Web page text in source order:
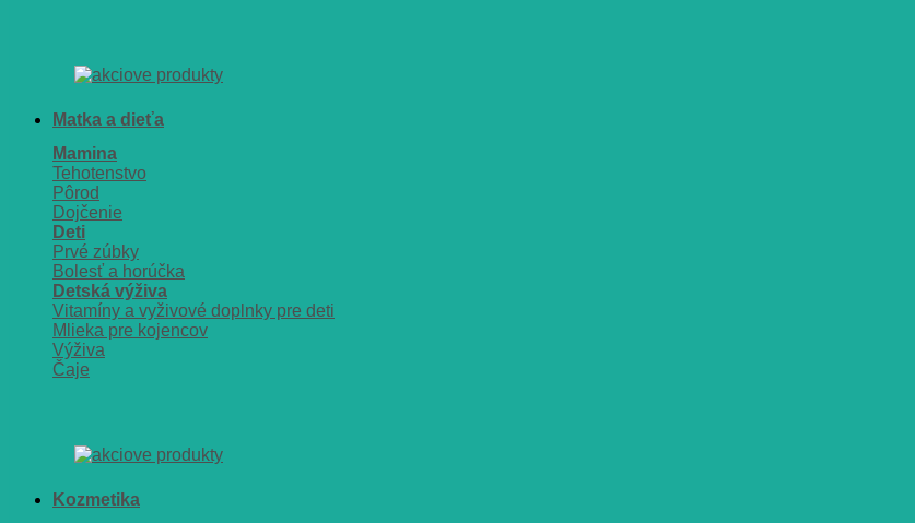
Matka a dieťa
Mamina
Tehotenstvo
Pôrod
Dojčenie
Deti
Prvé zúbky
Bolesť a horúčka
Detská výživa
Vitamíny a vyživové doplnky pre deti
Mlieka pre kojencov
Výživa
Čaje
Kozmetika